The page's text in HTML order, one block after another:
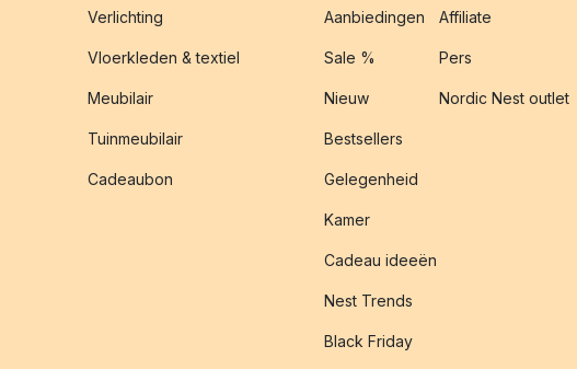
Verlichting
Vloerkleden & textiel
Meubilair
Tuinmeubilair
Cadeaubon
Aanbiedingen
Sale %
Nieuw
Bestsellers
Gelegenheid
Kamer
Cadeau ideeën
Nest Trends
Black Friday
Affiliate
Pers
Nordic Nest outlet